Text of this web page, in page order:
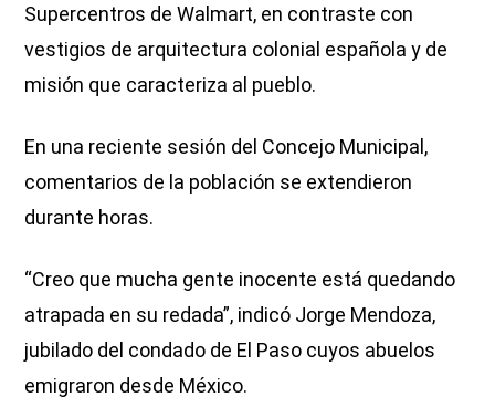
Supercentros de Walmart, en contraste con
vestigios de arquitectura colonial española y de
misión que caracteriza al pueblo.
En una reciente sesión del Concejo Municipal,
comentarios de la población se extendieron
durante horas.
“Creo que mucha gente inocente está quedando
atrapada en su redada”, indicó Jorge Mendoza,
jubilado del condado de El Paso cuyos abuelos
emigraron desde México.